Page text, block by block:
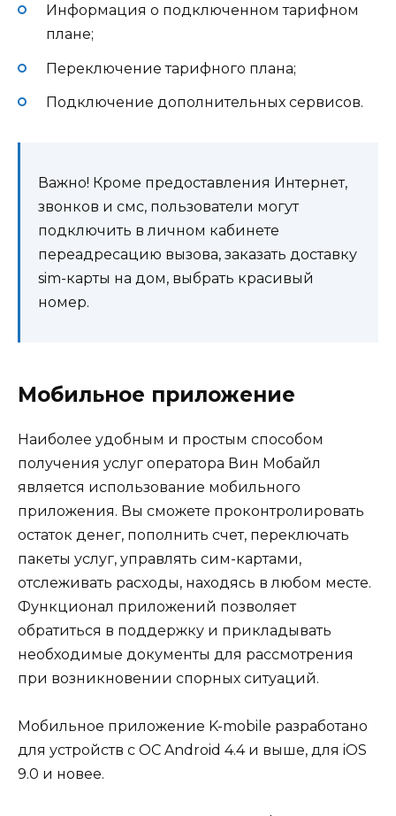
Информация о подключенном тарифном
плане;
Переключение тарифного плана;
Подключение дополнительных сервисов.
Важно! Кроме предоставления Интернет,
звонков и смс, пользователи могут
подключить в личном кабинете
переадресацию вызова, заказать доставку
sim-карты на дом, выбрать красивый
номер.
Мобильное приложение
Наиболее удобным и простым способом
получения услуг оператора Вин Мобайл
является использование мобильного
приложения. Вы сможете проконтролировать
остаток денег, пополнить счет, переключать
пакеты услуг, управлять сим-картами,
отслеживать расходы, находясь в любом месте.
Функционал приложений позволяет
обратиться в поддержку и прикладывать
необходимые документы для рассмотрения
при возникновении спорных ситуаций.
Мобильное приложение K-mobile разработано
для устройств с ОС Android 4.4 и выше, для iOS
9.0 и новее.